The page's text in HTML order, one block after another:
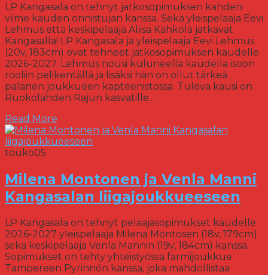
LP Kangasala on tehnyt jatkosopimuksen kahden
viime kauden onnistujan kanssa. Sekä yleispelaaja Eevi
Lehmus että keskipelaaja Aliisa Kähkölä jatkavat
Kangasalla! LP Kangasala ja yleispelaaja Eevi Lehmus
(20v, 183cm) ovat tehneet jatkosopimuksen kaudelle
2026-2027. Lehmus nousi kuluneella kaudella isoon
rooliin pelikentällä ja lisäksi hän on ollut tärkeä
palanen joukkueen kapteenistossa. Tuleva kausi on
Ruokolahden Rajun kasvatille...
Read More
touko05
Milena Montonen ja Venla Manni
Kangasalan liigajoukkueeseen
LP Kangasala on tehnyt pelaajasopimukset kaudelle
2026-2027 yleispelaaja Milena Montosen (18v, 179cm)
sekä keskipelaaja Venla Mannin (19v, 184cm) kanssa.
Sopimukset on tehty yhteistyössä farmijoukkue
Tampereen Pyrinnön kanssa, joka mahdollistaa